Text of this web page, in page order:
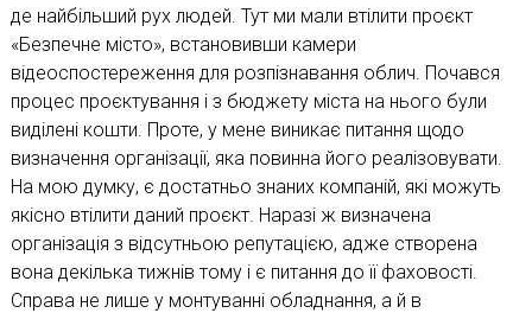
де найбільший рух людей. Тут ми мали втілити проєкт
«Безпечне місто», встановивши камери
відеоспостереження для розпізнавання облич. Почався
процес проєктування і з бюджету міста на нього були
виділені кошти. Проте, у мене виникає питання щодо
визначення організації, яка повинна його реалізовувати.
На мою думку, є достатньо знаних компаній, які можуть
якісно втілити даний проєкт. Наразі ж визначена
організація з відсутньою репутацією, адже створена
вона декілька тижнів тому і є питання до її фаховості.
Справа не лише у монтуванні обладнання, а й в